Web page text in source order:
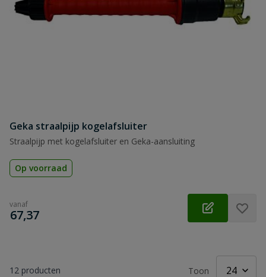
Geka straalpijp kogelafsluiter
Straalpijp met kogelafsluiter en Geka-aansluiting
Op voorraad
vanaf
€
67,37
12 producten Toon